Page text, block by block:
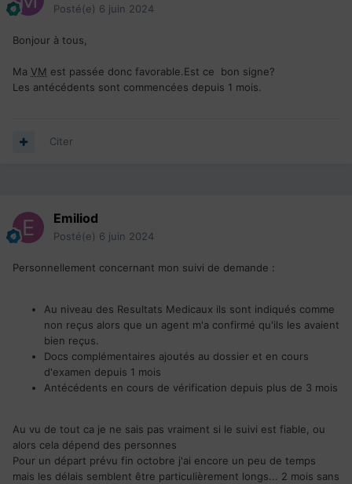
Posté(e) 6 juin 2024
Bonjour à tous,
Ma VM est passée donc favorable.Est ce bon signe?
Les antécédents sont commencées depuis 1 mois.
Citer
Emiliod
Posté(e) 6 juin 2024
Personnellement concernant mon suivi de demande :
Au niveau des Resultats Medicaux ils sont indiqués comme
non reçus alors que un agent m'a confirmé qu'ils les avaient
bien reçus.
Docs complémentaires ajoutés au dossier et en cours
d'examen depuis 1 mois
Antécédents en cours de vérification depuis plus de 3 mois
Au vu de tout ca je ne sais pas vraiment si le suivi est fiable, ou
alors cela dépend des personnes
Pour un départ prévu fin octobre j'ai encore un peu de temps
mais les délais semblent être particulièrement longs... 2 mois sans